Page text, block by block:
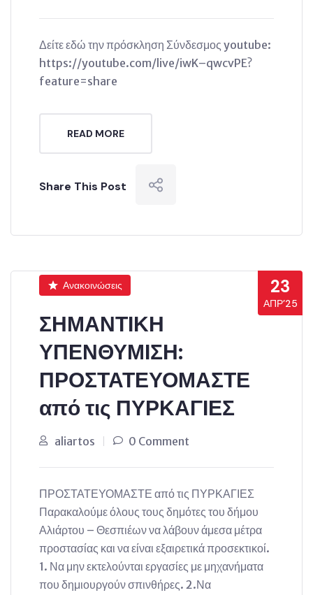
Δείτε εδώ την πρόσκληση Σύνδεσμος youtube:
https://youtube.com/live/iwK–qwcvPE?
feature=share
READ MORE
Share This Post
23
ΑΠΡ’25
Ανακοινώσεις
ΣΗΜΑΝΤΙΚΗ
ΥΠΕΝΘΥΜΙΣΗ:
ΠΡΟΣΤΑΤΕΥΟΜΑΣΤΕ
από τις ΠΥΡΚΑΓΙΕΣ
aliartos 0 Comment
ΠΡΟΣΤΑΤΕΥΟΜΑΣΤΕ από τις ΠΥΡΚΑΓΙΕΣ
Παρακαλούμε όλους τους δημότες του δήμου
Αλιάρτου – Θεσπιέων να λάβουν άμεσα μέτρα
προστασίας και να είναι εξαιρετικά προσεκτικοί.
1. Να μην εκτελούνται εργασίες με μηχανήματα
που δημιουργούν σπινθήρες. 2.Να